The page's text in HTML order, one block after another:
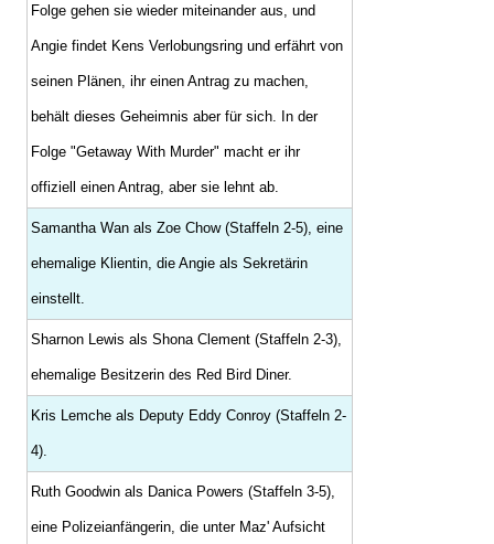
Folge gehen sie wieder miteinander aus, und
Angie findet Kens Verlobungsring und erfährt von
seinen Plänen, ihr einen Antrag zu machen,
behält dieses Geheimnis aber für sich. In der
Folge "Getaway With Murder" macht er ihr
offiziell einen Antrag, aber sie lehnt ab.
Samantha Wan als Zoe Chow (Staffeln 2-5), eine
ehemalige Klientin, die Angie als Sekretärin
einstellt.
Sharnon Lewis als Shona Clement (Staffeln 2-3),
ehemalige Besitzerin des Red Bird Diner.
Kris Lemche als Deputy Eddy Conroy (Staffeln 2-
4).
Ruth Goodwin als Danica Powers (Staffeln 3-5),
eine Polizeianfängerin, die unter Maz' Aufsicht